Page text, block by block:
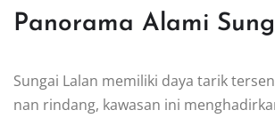
Panorama Alami
Sungai Lalan memiliki daya tarik
nan rindang, kawasan ini